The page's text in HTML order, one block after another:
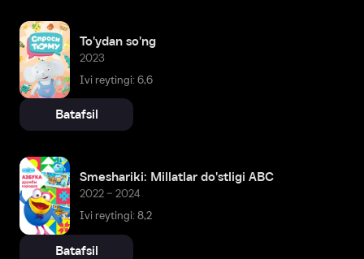
To'ydan so'ng
2023
Ivi reytingi: 6,6
Batafsil
Smeshariki: Millatlar do'stligi ABC
2022 – 2024
Ivi reytingi: 8,2
Batafsil